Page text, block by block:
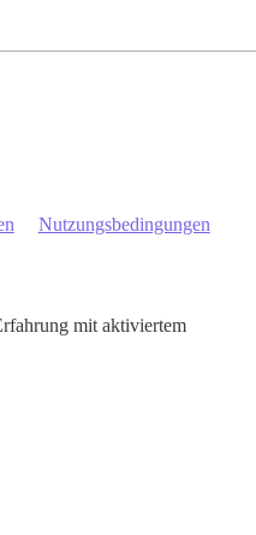
Nutzungsbedingungen
mit aktiviertem